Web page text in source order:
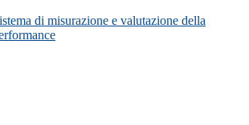
di misurazione e valutazione della